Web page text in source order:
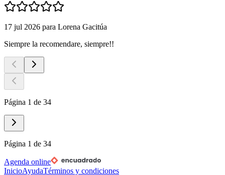
17 jul 2026 para Lorena Gacitúa
Siempre la recomendare, siempre!!
Página 1 de 34
Página 1 de 34
Agenda online
InicioAyudaTérminos y condiciones